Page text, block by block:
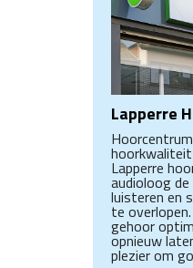
Lapperre
Lapperre
audioloog
luisteren en
te
gehoor
opnieuw
plezier om